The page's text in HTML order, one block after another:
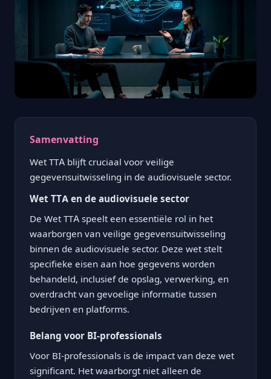
Samenvatting
Wet TTA blijft cruciaal voor veilige
gegevensuitwisseling in de audiovisuele sector.
Wet TTA en de audiovisuele sector
De Wet TTA speelt een essentiële rol in het
waarborgen van veilige gegevensuitwisseling
binnen de audiovisuele sector. Deze wet stelt
specifieke eisen aan hoe gegevens worden
behandeld, inclusief de opslag, verwerking, en
overdracht van gevoelige informatie tussen
bedrijven en platforms.
Belang voor BI-professionals
Voor BI-professionals is de impact van deze wet
significant. Het waarborgt niet alleen de